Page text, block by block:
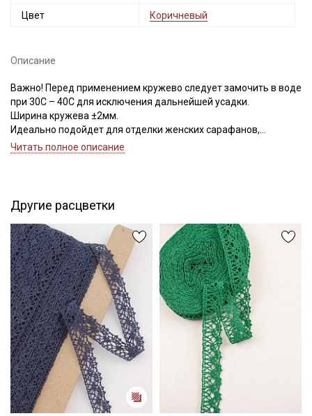
Цвет Коричневый
Описание
Важно! Перед применением кружево следует замочить в воде
при 30С – 40С для исключения дальнейшей усадки.
Ширина кружева ±2мм.
Идеально подойдет для отделки женских сарафанов,
платьев, юбок, рукавов.
Цветопередача может отличаться от оригинального цвета в
зависимости от настроек вашего монитора.
Читать полное описание
Другие расцветки